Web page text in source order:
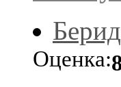
Оценка: